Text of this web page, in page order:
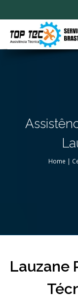
Home |
Lauzane